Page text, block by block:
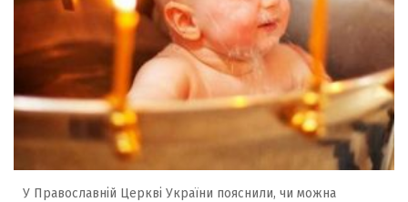
У Православній Церкві України пояснили, чи можна